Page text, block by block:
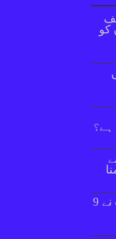
کو
کراچی میں ایک اور مذہبی جماعت نے 9